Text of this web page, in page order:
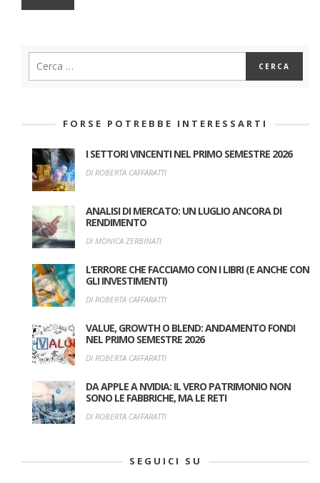
FORSE POTREBBE INTERESSARTI
I SETTORI VINCENTI NEL PRIMO SEMESTRE 2026
DI ROBERTA CAFFARATTI
ANALISI DI MERCATO: UN LUGLIO ANCORA DI
RENDIMENTO
DI MONICA ZERBINATI
L’ERRORE CHE FACCIAMO CON I LIBRI (E ANCHE CON
GLI INVESTIMENTI)
DI ROBERTA CAFFARATTI
VALUE, GROWTH O BLEND: ANDAMENTO FONDI
NEL PRIMO SEMESTRE 2026
DI ROBERTA CAFFARATTI
DA APPLE A NVIDIA: IL VERO PATRIMONIO NON
SONO LE FABBRICHE, MA LE RETI
DI ROBERTA CAFFARATTI
SEGUICI SU